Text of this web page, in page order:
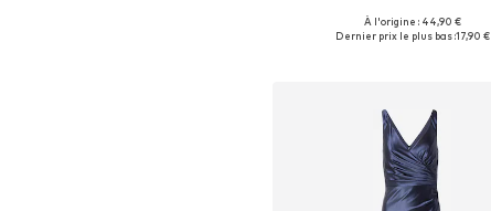
Tailles disponibles: One Size
À l'origine : 44,90 €
Dernier prix le plus bas :17,90 €